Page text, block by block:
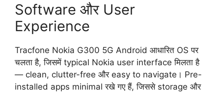
Software और User
Experience
Tracfone Nokia G300 5G Android आधारित OS पर
चलता है, जिसमें typical Nokia user interface मिलता है
— clean, clutter-free और easy to navigate। Pre-
installed apps minimal रखे गए हैं, जिससे storage और